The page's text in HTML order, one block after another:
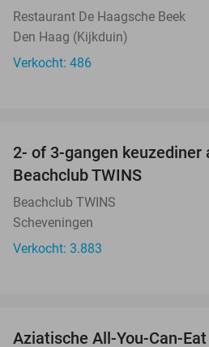
Restaurant De Haagsche Beek
Den Haag (Kijkduin)
Verkocht: 486
2- of 3-gangen keuzediner
Beachclub TWINS
Beachclub TWINS
Scheveningen
Verkocht: 3.883
Aziatische All-You-Can-